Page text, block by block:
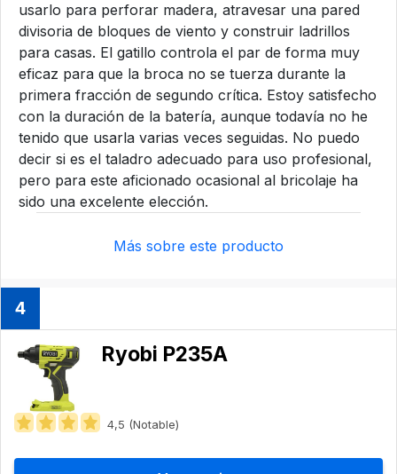
usarlo para perforar madera, atravesar una pared
divisoria de bloques de viento y construir ladrillos
para casas. El gatillo controla el par de forma muy
eficaz para que la broca no se tuerza durante la
primera fracción de segundo crítica. Estoy satisfecho
con la duración de la batería, aunque todavía no he
tenido que usarla varias veces seguidas. No puedo
decir si es el taladro adecuado para uso profesional,
pero para este aficionado ocasional al bricolaje ha
sido una excelente elección.
Más sobre este producto
4
Ryobi P235A
4,5 (Notable)